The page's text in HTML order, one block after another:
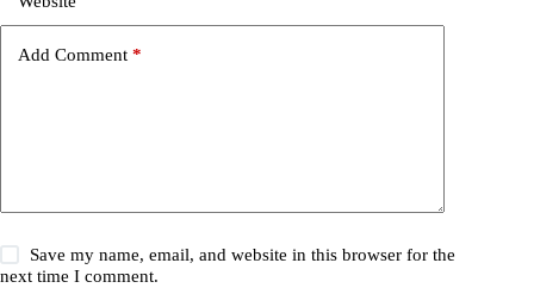
Add Comment *
Save my name, email, and website in this browser for the
next time I comment.